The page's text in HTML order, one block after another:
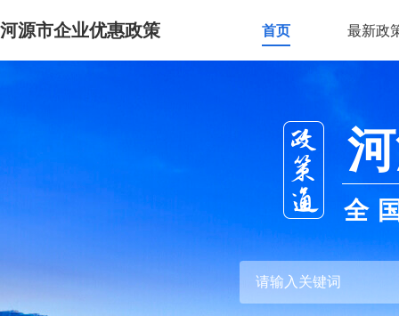
河源市企业优惠政策 首页 最新政
全